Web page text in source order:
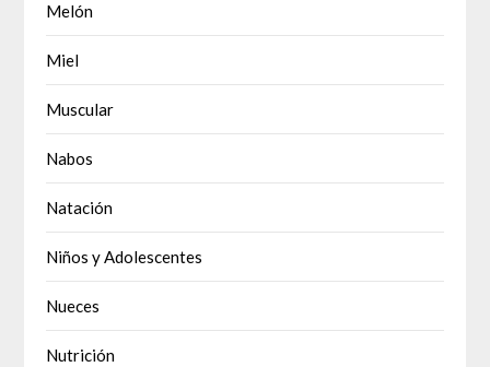
Melón
Miel
Muscular
Nabos
Natación
Niños y Adolescentes
Nueces
Nutrición